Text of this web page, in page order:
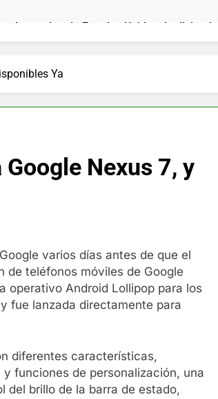
de empleo de Estados Unidos de
Ruiz, muere a los 44 años
Especiales en México, Chile, Argentina,
paranormales con binoculares de
de Samsung fabrica un clip de
Ya
Nexus 7, y
varios días antes de que el
de teléfonos móviles de Google
operativo Android Lollipop para los
fue lanzada directamente para
diferentes características,
funciones de personalización, una
del brillo de la barra de estado,